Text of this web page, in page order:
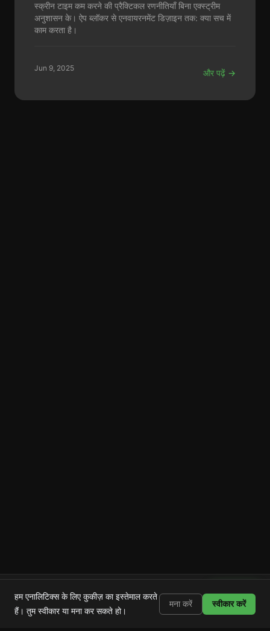
स्क्रीन टाइम कम करने की प्रैक्टिकल रणनीतियाँ बिना एक्स्ट्रीम
अनुशासन के। ऐप ब्लॉकर से एनवायरनमेंट डिज़ाइन तक: क्या सच में
काम करता है।
Jun 9, 2025 और पढ़ें →
Shortstop
Shorts, Reels और TikTok ब्लॉक करें इंस्टॉल करें
हम एनालिटिक्स के लिए कुकीज़ का इस्तेमाल करते
हैं। तुम स्वीकार या मना कर सकते हो।
मना करें स्वीकार करें